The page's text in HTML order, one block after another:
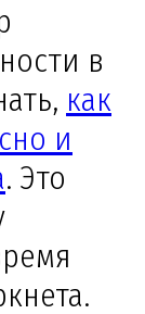
в
как
и
. Это